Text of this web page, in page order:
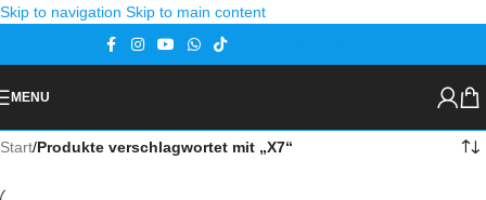
Skip to navigation Skip to main content
MENU
Start/Produkte verschlagwortet mit „X7“